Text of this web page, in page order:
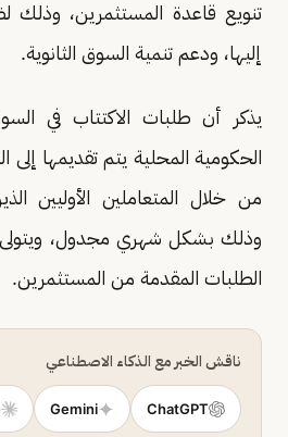
تنويع قاعدة المستثمرين، وذلك
إليها، ودعم تنمية السوق الثانوية.
يذكر أن طلبات الاكتتاب في
الحكومية المحلية يتم تقديمها إلى
من خلال المتعاملين الأوليين
وذلك بشكل شهري مجدول، ويتولى
الطلبات المقدمة من المستثمرين.
ناقش الخبر مع الذكاء الاصطناعي
ChatGPT
Gemini